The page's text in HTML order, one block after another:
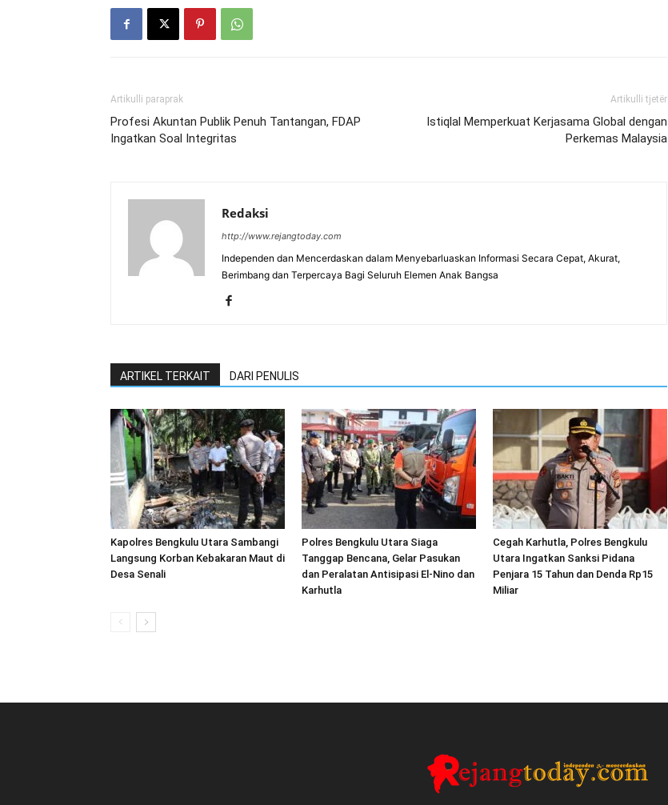
Artikulli paraprak
Profesi Akuntan Publik Penuh Tantangan, FDAP
Ingatkan Soal Integritas
Artikulli tjetër
Istiqlal Memperkuat Kerjasama Global dengan
Perkemas Malaysia
Redaksi
http://www.rejangtoday.com
Independen dan Mencerdaskan dalam Menyebarluaskan Informasi Secara Cepat, Akurat,
Berimbang dan Terpercaya Bagi Seluruh Elemen Anak Bangsa
ARTIKEL TERKAIT DARI PENULIS
Kapolres Bengkulu Utara Sambangi
Langsung Korban Kebakaran Maut di
Desa Senali
Polres Bengkulu Utara Siaga
Tanggap Bencana, Gelar Pasukan
dan Peralatan Antisipasi El-Nino dan
Karhutla
Cegah Karhutla, Polres Bengkulu
Utara Ingatkan Sanksi Pidana
Penjara 15 Tahun dan Denda Rp15
Miliar